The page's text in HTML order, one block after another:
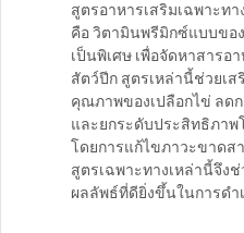
สูตรอาหารเสริมเฉพาะท
คือ วิตามินพรีมิกซ์แบบขอ
เป็นพิเศษ เพื่อจัดหาสารอ
สัตว์ปีก สูตรเหล่านี้ช่วยเ
คุณภาพของเปลือกไข่ ลด
และยกระดับประสิทธิภาพ
โดยการแก้ไขภาวะขาดส
สูตรเฉพาะทางเหล่านี้จึง
ผลลัพธ์ที่ดียิ่งขึ้นในการดำ